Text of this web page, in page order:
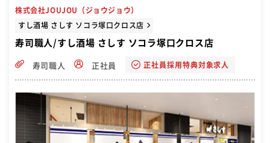
株式会社JOUJOU（ジョウジョウ）
すし酒場 さしす ソコラ塚口クロス店
寿司職人/すし酒場 さしす ソコラ塚口クロス店
寿司職人 正社員 正社員採用特典対象求人